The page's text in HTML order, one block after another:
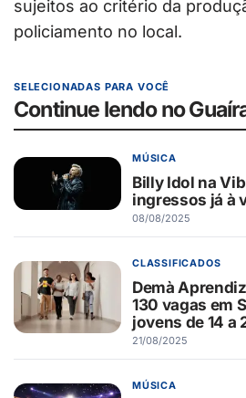
sujeitos ao critério da
policiamento no local.
SELECIONADAS PARA VOCÊ
Continue lendo no
MÚSICA
Billy Idol na
ingressos já à
08/08/2025
CLASSIFICADOS
Demà
130 vagas em
jovens de 14 a
21/08/2025
MÚSICA